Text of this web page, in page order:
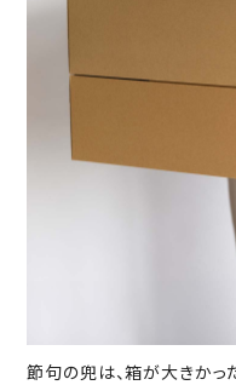
節句の兜は、箱が大きかっ